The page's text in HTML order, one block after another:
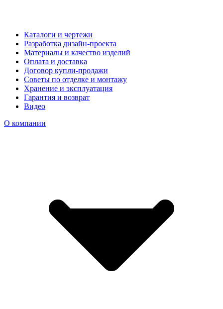
Каталоги и чертежи
Разработка дизайн-проекта
Материалы и качество изделий
Оплата и доставка
Договор купли-продажи
Советы по отделке и монтажу
Хранение и эксплуатация
Гарантия и возврат
Видео
О компании